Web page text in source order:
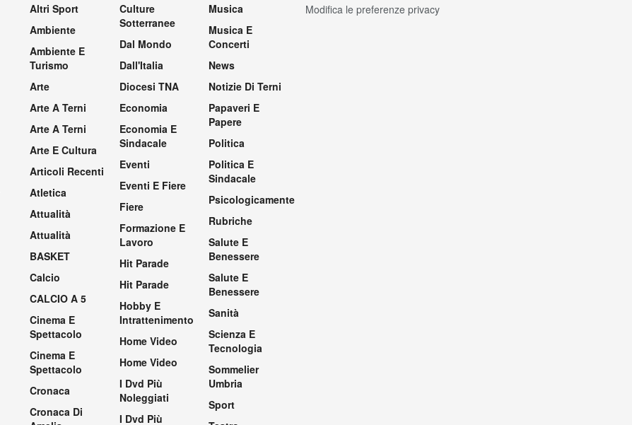
Altri Sport
Ambiente
Ambiente E
Turismo
Arte
Arte A Terni
Arte A Terni
Arte E Cultura
Articoli Recenti
Atletica
Attualità
Attualità
BASKET
Calcio
CALCIO A 5
Cinema E
Spettacolo
Cinema E
Spettacolo
Cronaca
Cronaca Di
Culture
Sotterranee
Dal Mondo
Dall'Italia
Diocesi TNA
Economia
Economia E
Sindacale
Eventi
Eventi E Fiere
Fiere
Formazione E
Lavoro
Hit Parade
Hit Parade
Hobby E
Intrattenimento
Home Video
Home Video
I Dvd Più
Noleggiati
I Dvd Più
Musica
Musica E
Concerti
News
Notizie Di Terni
Papaveri E
Papere
Politica
Politica E
Sindacale
Psicologicamente
Rubriche
Salute E
Benessere
Salute E
Benessere
Sanità
Scienza E
Tecnologia
Sommelier
Umbria
Sport
Modifica le preferenze privacy